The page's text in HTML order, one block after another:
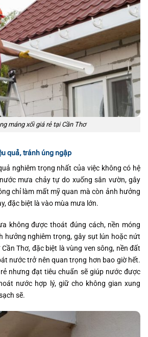
máng xối giá rẻ tại Cần Thơ
quả, tránh úng ngập
nghiêm trọng nhất của việc không có hệ
mưa chảy tự do xuống sân vườn, gây
chỉ làm mất mỹ quan mà còn ảnh hưởng
đặc biệt là vào mùa mưa lớn.
không được thoát đúng cách, nền móng
hưởng nghiêm trọng, gây sụt lún hoặc nứt
Thơ, đặc biệt là vùng ven sông, nền đất
nước trở nên quan trọng hơn bao giờ hết.
nhưng đạt tiêu chuẩn sẽ giúp nước được
nước hợp lý, giữ cho không gian xung
sẽ.